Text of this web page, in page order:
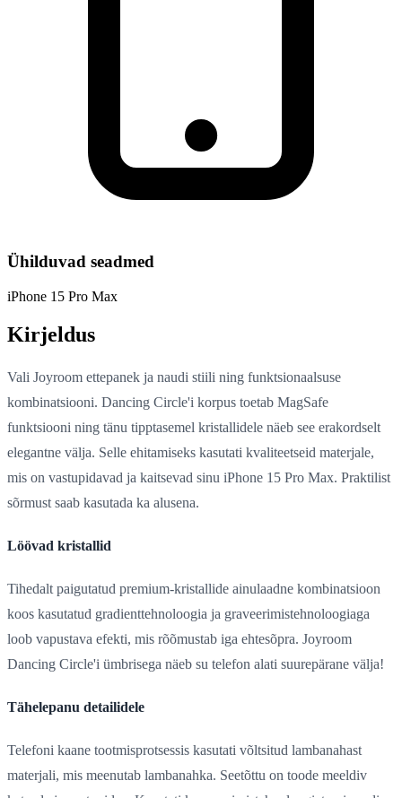
Ühilduvad seadmed
iPhone 15 Pro Max
Kirjeldus
Vali Joyroom ettepanek ja naudi stiili ning funktsionaalsuse
kombinatsiooni. Dancing Circle'i korpus toetab MagSafe
funktsiooni ning tänu tipptasemel kristallidele näeb see erakordselt
elegantne välja. Selle ehitamiseks kasutati kvaliteetseid materjale,
mis on vastupidavad ja kaitsevad sinu iPhone 15 Pro Max. Praktilist
sõrmust saab kasutada ka alusena.
Löövad kristallid
Tihedalt paigutatud premium-kristallide ainulaadne kombinatsioon
koos kasutatud gradienttehnoloogia ja graveerimistehnoloogiaga
loob vapustava efekti, mis rõõmustab iga ehtesõpra. Joyroom
Dancing Circle'i ümbrisega näeb su telefon alati suurepärane välja!
Tähelepanu detailidele
Telefoni kaane tootmisprotsessis kasutati võltsitud lambanahast
materjali, mis meenutab lambanahka. Seetõttu on toode meeldiv